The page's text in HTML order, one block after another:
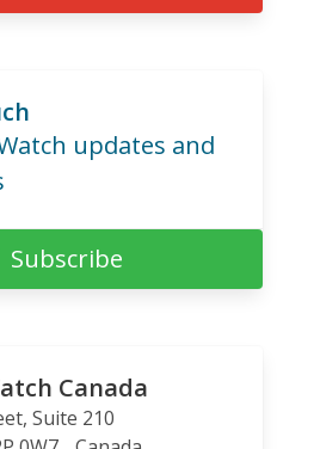
updates and
Subscribe
Canada
Suite 210